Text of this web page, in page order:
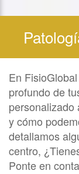
En
profundo de
personalizado
y cómo
detallamos
centro,
Ponte en